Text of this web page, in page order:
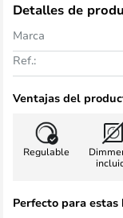
Detalles de
Marca
Ref.:
Ventajas del
Regulable
Perfecto para